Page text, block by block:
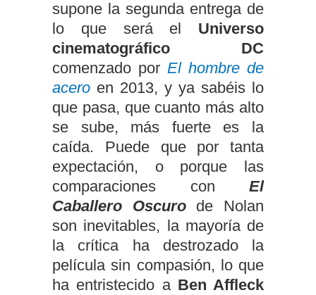
supone la segunda entrega de
lo que será el Universo
cinematográfico DC
comenzado por El hombre de
acero en 2013, y ya sabéis lo
que pasa, que cuanto más alto
se sube, más fuerte es la
caída. Puede que por tanta
expectación, o porque las
comparaciones con El
Caballero Oscurode Nolan
son inevitables, la mayoría de
la crítica ha destrozado la
película sin compasión, lo que
ha entristecido a Ben Affleck